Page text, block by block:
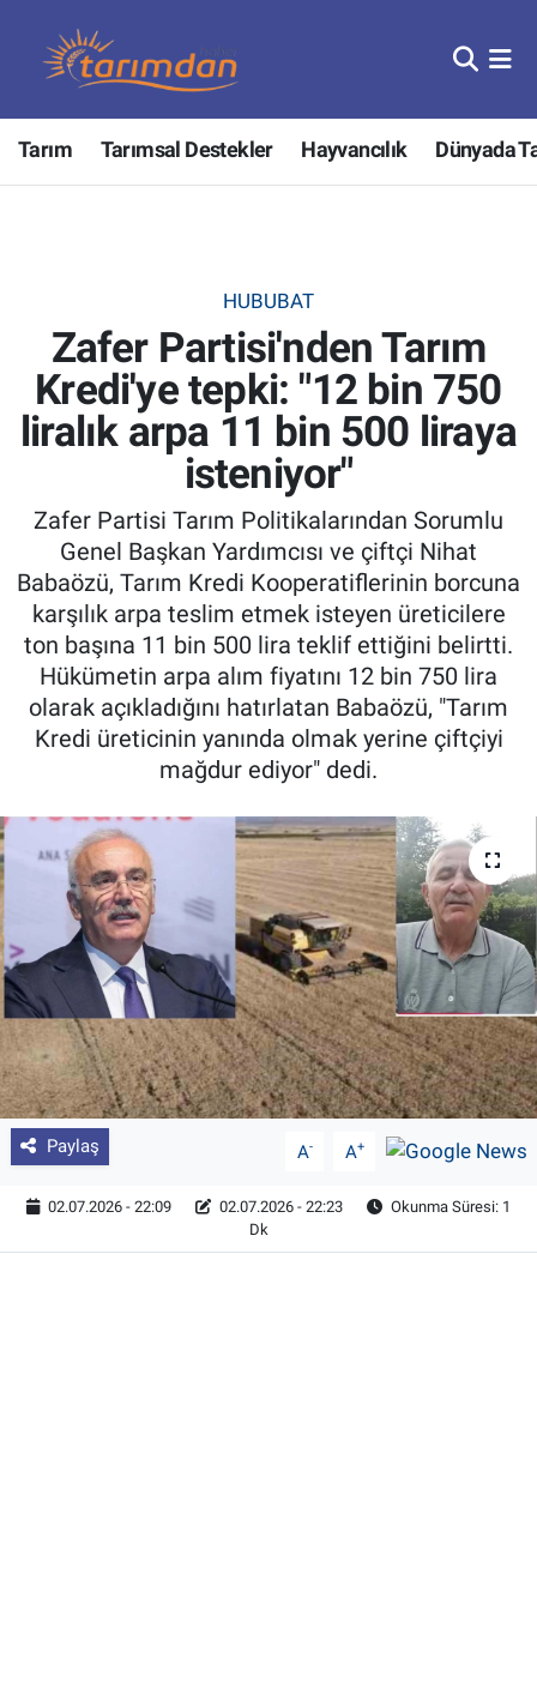
Tarım Tarımsal Destekler Hayvancılık Dünyada
HUBUBAT
Zafer Partisi'nden Tarım
Kredi'ye tepki: "12 bin 750
liralık arpa 11 bin 500 liraya
isteniyor"
Zafer Partisi Tarım Politikalarından Sorumlu
Genel Başkan Yardımcısı ve çiftçi Nihat
Babaözü, Tarım Kredi Kooperatiflerinin borcuna
karşılık arpa teslim etmek isteyen üreticilere
ton başına 11 bin 500 lira teklif ettiğini belirtti.
Hükümetin arpa alım fiyatını 12 bin 750 lira
olarak açıkladığını hatırlatan Babaözü, "Tarım
Kredi üreticinin yanında olmak yerine çiftçiyi
mağdur ediyor" dedi.
Paylaş A- A+
02.07.2026 - 22:09 02.07.2026 - 22:23
Okunma Süresi: 1
Dk
Tarım
Hayvancılık
Tarımsal Destekler
Tarım Bakanlığı
Tarım Kredi Kooperatifleri
Pankobirlik
Et fiyatları
Tarım Bilgisi
Yetiştirici Soruyor
Dünyada Tarım
Üretici Birlikleri
Şeker ve Şekerli Mamüller
Tahıllar ve Baklagiller
Tohum
Nöbetçi Eczaneler
Hava Durumu
Tüm Manşetler
Son Dakika Haberleri
Haber Arşivi